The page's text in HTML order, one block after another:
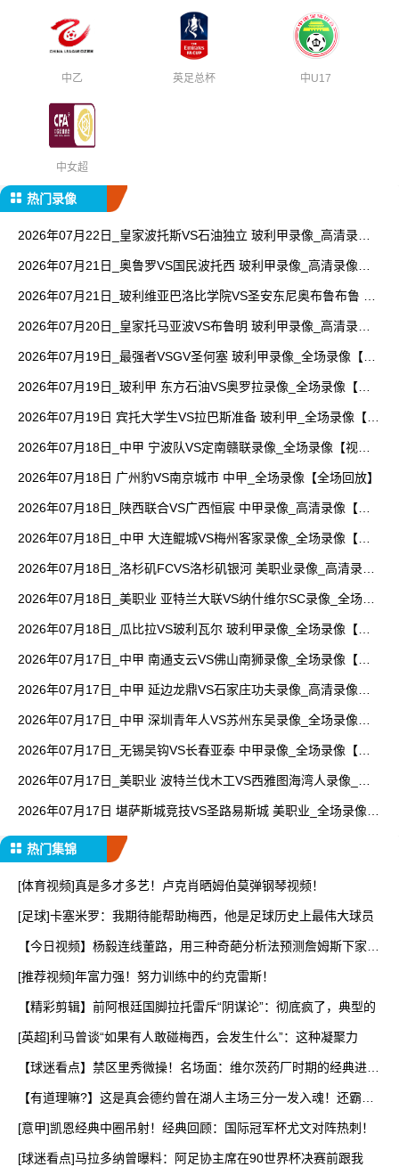
中乙 英足总杯 中U17
中女超
热门录像
2026年07月22日_皇家波托斯VS石油独立 玻利甲录像_高清录像
2026年07月21日_奥鲁罗VS国民波托西 玻利甲录像_高清录像
2026年07月21日_玻利维亚巴洛比学院VS圣安东尼奥布鲁布鲁 玻
2026年07月20日_皇家托马亚波VS布鲁明 玻利甲录像_高清录像
2026年07月19日_最强者VSGV圣何塞 玻利甲录像_全场录像【视
2026年07月19日_玻利甲 东方石油VS奥罗拉录像_全场录像【视
2026年07月19日 宾托大学生VS拉巴斯准备 玻利甲_全场录像【视
2026年07月18日_中甲 宁波队VS定南赣联录像_全场录像【视频
2026年07月18日 广州豹VS南京城市 中甲_全场录像【全场回放】
2026年07月18日_陕西联合VS广西恒宸 中甲录像_高清录像【全
2026年07月18日_中甲 大连鲲城VS梅州客家录像_全场录像【全
2026年07月18日_洛杉矶FCVS洛杉矶银河 美职业录像_高清录像
2026年07月18日_美职业 亚特兰大联VS纳什维尔SC录像_全场录
2026年07月18日_瓜比拉VS玻利瓦尔 玻利甲录像_全场录像【全
2026年07月17日_中甲 南通支云VS佛山南狮录像_全场录像【高
2026年07月17日_中甲 延边龙鼎VS石家庄功夫录像_高清录像
2026年07月17日_中甲 深圳青年人VS苏州东吴录像_全场录像
2026年07月17日_无锡吴钩VS长春亚泰 中甲录像_全场录像【视
2026年07月17日_美职业 波特兰伐木工VS西雅图海湾人录像_全
2026年07月17日 堪萨斯城竞技VS圣路易斯城 美职业_全场录像
热门集锦
[体育视频]真是多才多艺！卢克肖晒姆伯莫弹钢琴视频！
[足球]卡塞米罗：我期待能帮助梅西，他是足球历史上最伟大球员
【今日视频】杨毅连线董路，用三种奇葩分析法预测詹姆斯下家，
[推荐视频]年富力强！努力训练中的约克雷斯！
【精彩剪辑】前阿根廷国脚拉托雷斥“阴谋论”：彻底疯了，典型的
[英超]利马曾谈“如果有人敢碰梅西，会发生什么”：这种凝聚力
【球迷看点】禁区里秀微操！名场面：维尔茨药厂时期的经典进
【有道理嘛?】这是真会德约曾在湖人主场三分一发入魂！还霸王
[意甲]凯恩经典中圈吊射！经典回顾：国际冠军杯尤文对阵热刺！
[球迷看点]马拉多纳曾曝料：阿足协主席在90世界杯决赛前跟我